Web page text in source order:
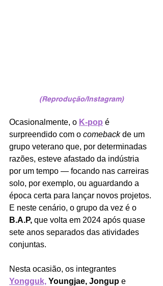
(Reprodução/Instagram)
Ocasionalmente, o K-pop é
surpreendido com o comeback de um
grupo veterano que, por determinadas
razões, esteve afastado da indústria
por um tempo — focando nas carreiras
solo, por exemplo, ou aguardando a
época certa para lançar novos projetos.
E neste cenário, o grupo da vez é o
B.A.P, que volta em 2024 após quase
sete anos separados das atividades
conjuntas.
Nesta ocasião, os integrantes
Yongguk, Youngjae, Jongup e